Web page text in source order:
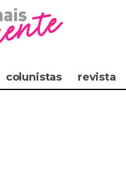
colunistas revista